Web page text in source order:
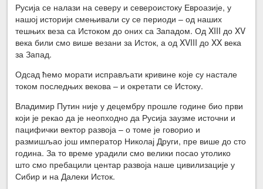
Русија се налази на северу и североистоку Евроазије, у
нашој историји смењивали су се периоди – од наших
тешњих веза са Истоком до оних са Западом. Од XIII до XV
века били смо више везани за Исток, а од XVIII до XX века
за Запад.
Одсад ћемо морати исправљати кривине које су настале
током последњих векова – и окретати се Истоку.
Владимир Путин није у децембру прошле године био први
који је рекао да је неопходно да Русија заузме источни и
пацифички вектор развоја – о томе је говорио и
размишљао још император Николај Други, пре више до сто
година. За то време урадили смо велики посао утолико
што смо пребацили центар развоја наше цивилизације у
Сибир и на Далеки Исток.